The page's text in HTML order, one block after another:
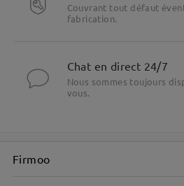
Couvrant tout défaut
fabrication.
Chat en direct 24/7
Nous sommes toujours
vous.
Firmoo